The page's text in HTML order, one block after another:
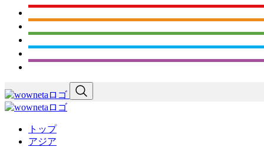
トップ
アジア